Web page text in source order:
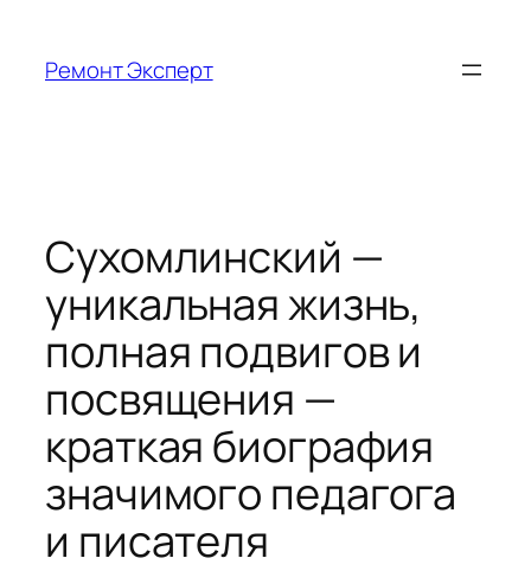
содержимому
Ремонт Эксперт
Сухомлинский —
уникальная жизнь,
полная подвигов и
посвящения —
краткая биография
значимого педагога
и писателя